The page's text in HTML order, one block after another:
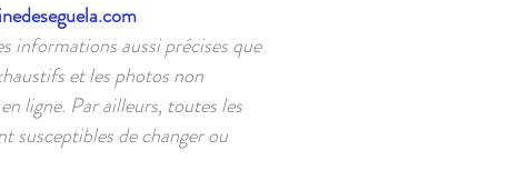
informations aussi précises que
et les photos non
ligne. Par ailleurs, toutes les
susceptibles de changer ou